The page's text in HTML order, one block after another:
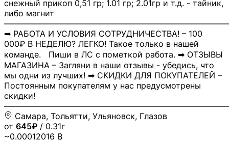
снежный прикоп 0,51 гр; 1.01 гр; 2.01гр и т.д. - тайник,
либо магнит
➡ РАБОТА И УСЛОВИЯ СОТРУДНИЧЕСТВА! – 100
000₽ В НЕДЕЛЮ? ЛЕГКО! Такое только в нашей
команде. Пиши в ЛС с пометкой работа. ➡ ОТЗЫВЫ
МАГАЗИНА – Загляни в наши отзывы - убедись, что
мы одни из лучших! ➡ СКИДКИ ДЛЯ ПОКУПАТЕЛЕЙ –
Постоянным покупателям у нас предусмотрены
скидки!
Самара, Тольятти, Ульяновск, Глазов
от 645₽ / 0.31г
~0.00012016 ₿